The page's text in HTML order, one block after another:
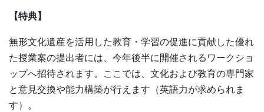
【特典】
無形文化遺産を活用した教育・学習の促進に貢献した優れ
た授業案の提出者には、今年後半に開催されるワークショ
ップへ招待されます。ここでは、文化および教育の専門家
と意見交換や能力構築が行えます（英語力が求められま
す）。